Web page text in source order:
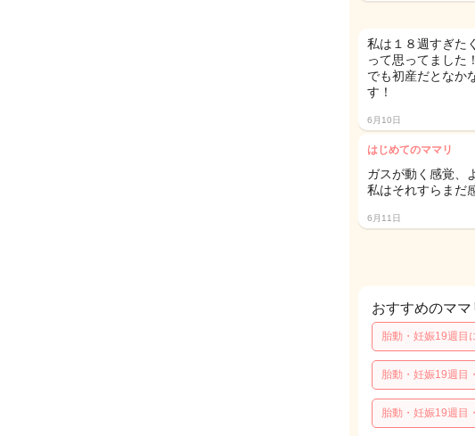
私は１８週すぎた
って思ってました！
でも初産だとなか
す！
6月10日
はじめてのママリ
ガスが動く感覚、
私はそれすらまだ
6月11日
おすすめのママ
胎動・妊娠19週目
胎動・妊娠19週目
胎動・妊娠19週目